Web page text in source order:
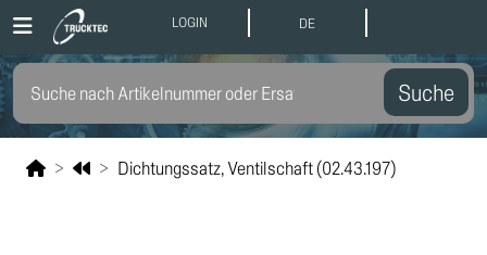
LOGIN DE
Suche
Dichtungssatz, Ventilschaft (02.43.197)